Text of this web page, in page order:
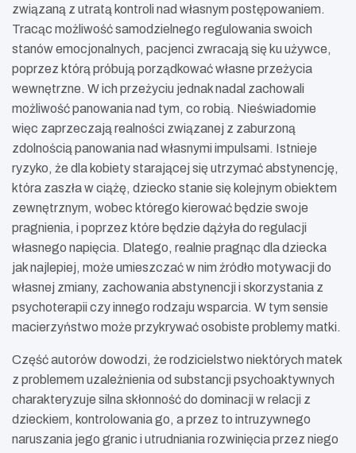
związaną z utratą kontroli nad własnym postępowaniem.
Tracąc możliwość samodzielnego regulowania swoich
stanów emocjonalnych, pacjenci zwracają się ku używce,
poprzez którą próbują porządkować własne przeżycia
wewnętrzne. W ich przeżyciu jednak nadal zachowali
możliwość panowania nad tym, co robią. Nieświadomie
więc zaprzeczają realności związanej z zaburzoną
zdolnością panowania nad własnymi impulsami. Istnieje
ryzyko, że dla kobiety starającej się utrzymać abstynencję,
która zaszła w ciążę, dziecko stanie się kolejnym obiektem
zewnętrznym, wobec którego kierować będzie swoje
pragnienia, i poprzez które będzie dążyła do regulacji
własnego napięcia. Dlatego, realnie pragnąc dla dziecka
jak najlepiej, może umieszczać w nim źródło motywacji do
własnej zmiany, zachowania abstynencji i skorzystania z
psychoterapii czy innego rodzaju wsparcia. W tym sensie
macierzyństwo może przykrywać osobiste problemy matki.
Część autorów dowodzi, że rodzicielstwo niektórych matek
z problemem uzależnienia od substancji psychoaktywnych
charakteryzuje silna skłonność do dominacji w relacji z
dzieckiem, kontrolowania go, a przez to intruzywnego
naruszania jego granic i utrudniania rozwinięcia przez niego